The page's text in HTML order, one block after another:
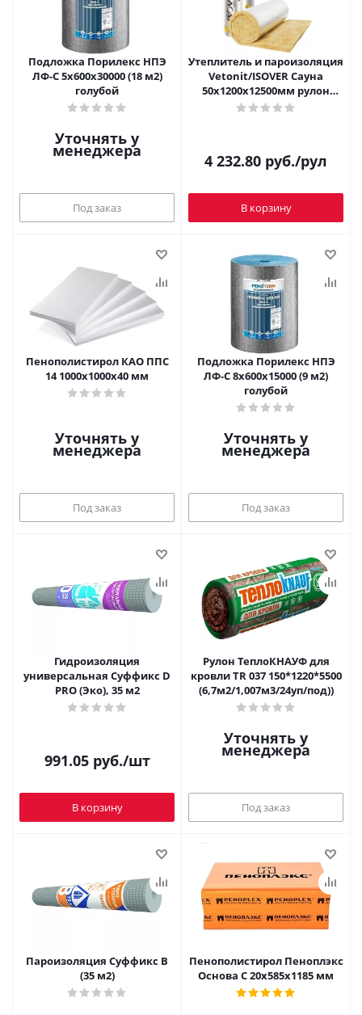
Подложка Порилекс НПЭ
ЛФ-С 5х600х30000 (18 м2)
голубой
Уточнять у
менеджера
Под заказ
Утеплитель и пароизоляция
Vetonit/ISOVER Сауна
50х1200х12500мм рулон
(1шт/15м2/0,75м3)
4 232.80 руб./рул
В корзину
Пенополистирол КАО ППС
14 1000х1000х40 мм
Уточнять у
менеджера
Под заказ
Подложка Порилекс НПЭ
ЛФ-С 8х600х15000 (9 м2)
голубой
Уточнять у
менеджера
Под заказ
Гидроизоляция
универсальная Суффикс D
PRO (Эко), 35 м2
991.05руб./шт
В корзину
Рулон ТеплоКНАУФ для
кровли TR 037 150*1220*5500
(6,7м2/1,007м3/24уп/под))
Уточнять у
менеджера
Под заказ
Пароизоляция Суффикс В
(35 м2)
Пенополистирол Пеноплэкс
Основа С 20х585х1185 мм